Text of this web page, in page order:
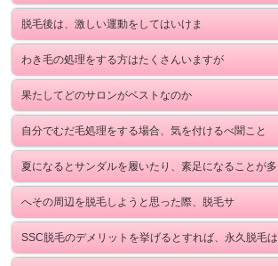
脱毛後は、激しい運動をしてはいけま
わき毛の処理をする方はたくさんいますが
果たしてどのサロンがベストなのか
自分でむだ毛処理をする場合、気を付けるべ聞こと
夏になるとサンダルを履いたり、素足になることが多
へその周辺を脱毛しようと思った際、脱毛サ
SSC脱毛のデメリットを挙げるとすれば、永久脱毛は